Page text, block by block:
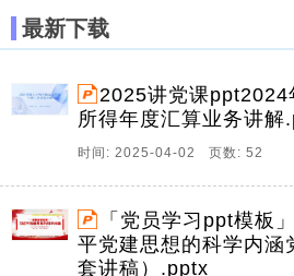
最新下载
2025讲党课ppt2024
所得年度汇算业务讲解
时间: 2025-04-02 页数: 52
「党员学习ppt模板
平党建思想的科学内涵
套讲稿）.pptx